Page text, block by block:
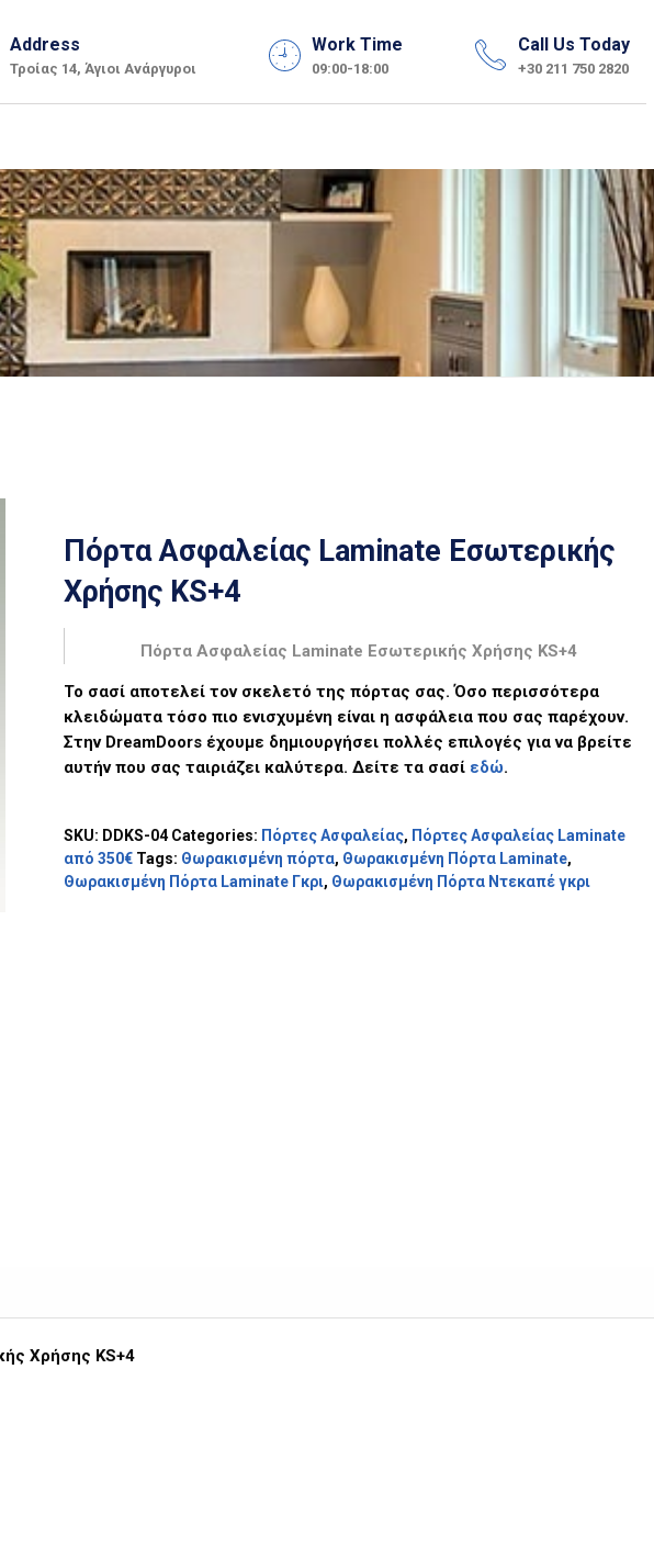
Address
Τροίας 14, Άγιοι Ανάργυροι
Work Time
09:00-18:00
Call Us Today
+30 211 750 2820
Πόρτα Ασφαλείας Laminate Εσωτερικής
Χρήσης KS+4
Πόρτα Ασφαλείας Laminate Εσωτερικής Χρήσης KS+4
Το σασί αποτελεί τον σκελετό της πόρτας σας. Όσο περισσότερα
κλειδώματα τόσο πιο ενισχυμένη είναι η ασφάλεια που σας παρέχουν.
Στην DreamDoors έχουμε δημιουργήσει πολλές επιλογές για να βρείτε
αυτήν που σας ταιριάζει καλύτερα. Δείτε τα σασί εδώ.
SKU: DDKS-04 Categories: Πόρτες Ασφαλείας, Πόρτες Ασφαλείας Laminate
από 350€ Tags: Θωρακισμένη πόρτα, Θωρακισμένη Πόρτα Laminate,
Θωρακισμένη Πόρτα Laminate Γκρι, Θωρακισμένη Πόρτα Ντεκαπέ γκρι
Χρήσης KS+4